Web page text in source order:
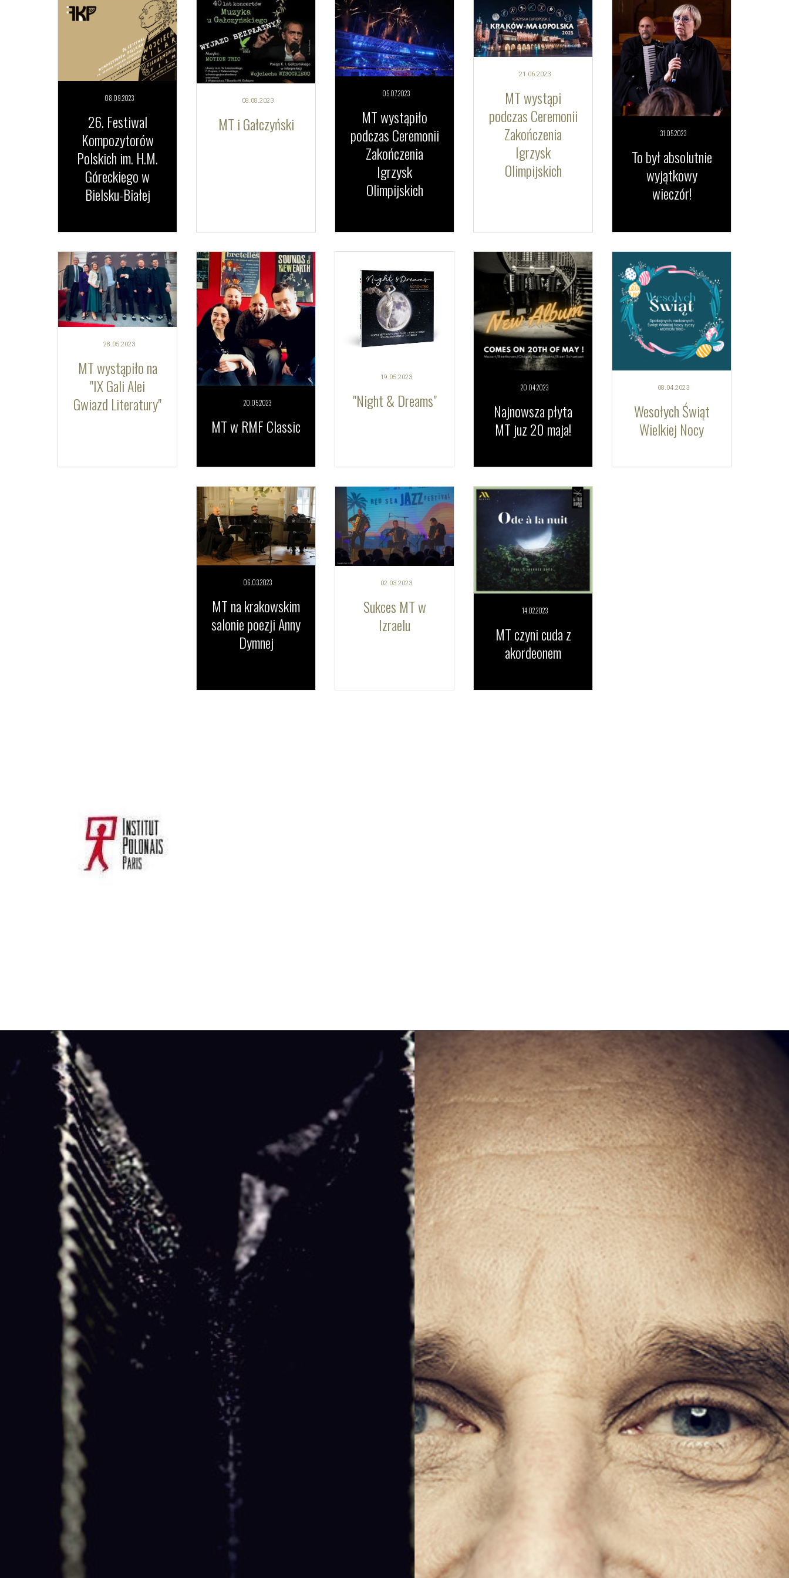
08.09.2023
26. Festiwal
Kompozytorów
Polskich im. H.M.
Góreckiego w
Bielsku-Białej
08.08.2023
MT i Gałczyński
05.07.2023
MT wystąpiło
podczas Ceremonii
Zakończenia
Igrzysk
Olimpijskich
21.06.2023
MT wystąpi
podczas Ceremonii
Zakończenia
Igrzysk
Olimpijskich
31.05.2023
To był absolutnie
wyjątkowy
wieczór!
28.05.2023
MT wystąpiło na
"IX Gali Alei
Gwiazd Literatury"
20.05.2023
MT w RMF Classic
19.05.2023
"Night & Dreams"
20.04.2023
Najnowsza płyta
MT juz 20 maja!
08.04.2023
Wesołych Świąt
Wielkiej Nocy
06.03.2023
MT na krakowskim
salonie poezji Anny
Dymnej
02.03.2023
Sukces MT w
Izraelu
14.02.2023
MT czyni cuda z
akordeonem